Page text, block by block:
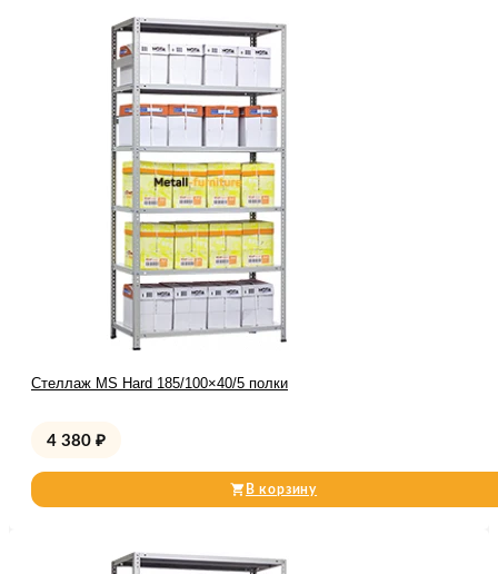
Стеллаж MS Hard 185/100×40/5 полки
4 380 ₽
В корзину